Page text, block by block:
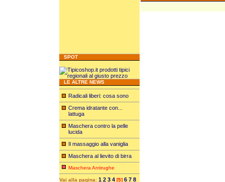
SPOT
LE ALTRE NEWS
Radicali liberi: cosa sono
Crema idratante con...
lattuga
Maschera contro la pelle
lucida
Il massaggio alla vaniglia
Maschera al lievito di birra
Maschera Antirughe
Vai alla pagina: 1 2 3 4 [5] 6 7 8